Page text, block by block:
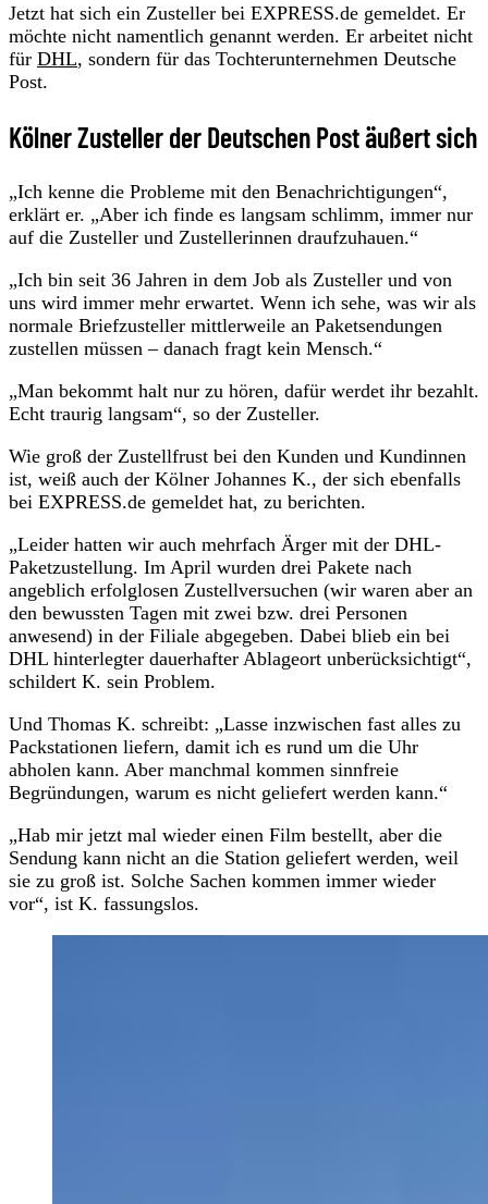
Jetzt hat sich ein Zusteller bei EXPRESS.de gemeldet. Er
möchte nicht namentlich genannt werden. Er arbeitet nicht
für DHL, sondern für das Tochterunternehmen Deutsche
Post.
Kölner Zusteller der Deutschen Post äußert sich
„Ich kenne die Probleme mit den Benachrichtigungen“,
erklärt er. „Aber ich finde es langsam schlimm, immer nur
auf die Zusteller und Zustellerinnen draufzuhauen.“
„Ich bin seit 36 Jahren in dem Job als Zusteller und von
uns wird immer mehr erwartet. Wenn ich sehe, was wir als
normale Briefzusteller mittlerweile an Paketsendungen
zustellen müssen – danach fragt kein Mensch.“
„Man bekommt halt nur zu hören, dafür werdet ihr bezahlt.
Echt traurig langsam“, so der Zusteller.
Wie groß der Zustellfrust bei den Kunden und Kundinnen
ist, weiß auch der Kölner Johannes K., der sich ebenfalls
bei EXPRESS.de gemeldet hat, zu berichten.
„Leider hatten wir auch mehrfach Ärger mit der DHL-
Paketzustellung. Im April wurden drei Pakete nach
angeblich erfolglosen Zustellversuchen (wir waren aber an
den bewussten Tagen mit zwei bzw. drei Personen
anwesend) in der Filiale abgegeben. Dabei blieb ein bei
DHL hinterlegter dauerhafter Ablageort unberücksichtigt“,
schildert K. sein Problem.
Und Thomas K. schreibt: „Lasse inzwischen fast alles zu
Packstationen liefern, damit ich es rund um die Uhr
abholen kann. Aber manchmal kommen sinnfreie
Begründungen, warum es nicht geliefert werden kann.“
„Hab mir jetzt mal wieder einen Film bestellt, aber die
Sendung kann nicht an die Station geliefert werden, weil
sie zu groß ist. Solche Sachen kommen immer wieder
vor“, ist K. fassungslos.